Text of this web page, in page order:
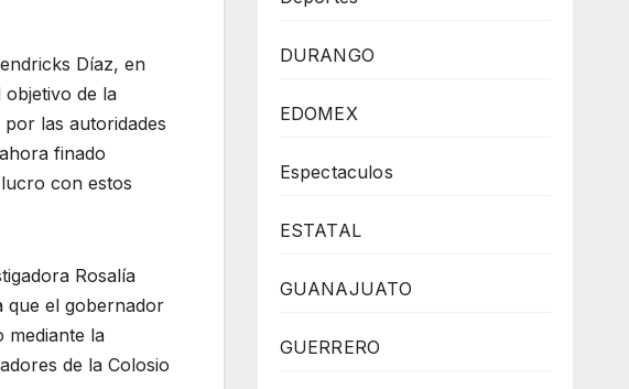
Díaz, en
de la
las autoridades
finado
con estos
Rosalía
que el gobernador
mediante la
de la Colosio
DURANGO
EDOMEX
Espectaculos
ESTATAL
GUANAJUATO
GUERRERO